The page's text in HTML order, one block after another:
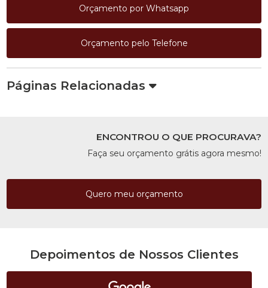
Orçamento por Whatsapp
Orçamento pelo Telefone
Páginas Relacionadas
ENCONTROU O QUE PROCURAVA?
Faça seu orçamento grátis agora mesmo!
Quero meu orçamento
Depoimentos de Nossos Clientes